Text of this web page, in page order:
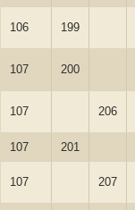
106 199
107 200
107 206
107 201
107 207